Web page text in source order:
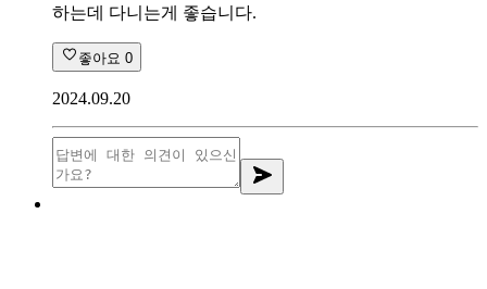
하는데 다니는게 좋습니다.
좋아요 0
2024.09.20